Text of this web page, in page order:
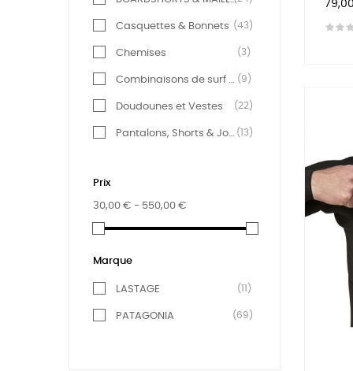
Casquettes & Bonnets (43)
Chemises (3)
Combinaisons de surf et Accessoires (9)
Doudounes et Vestes (22)
Pantalons, Shorts & Joggings (13)
Prix
30,00 € - 550,00 €
Marque
LASTAGE (11)
PATAGONIA (69)
Prix